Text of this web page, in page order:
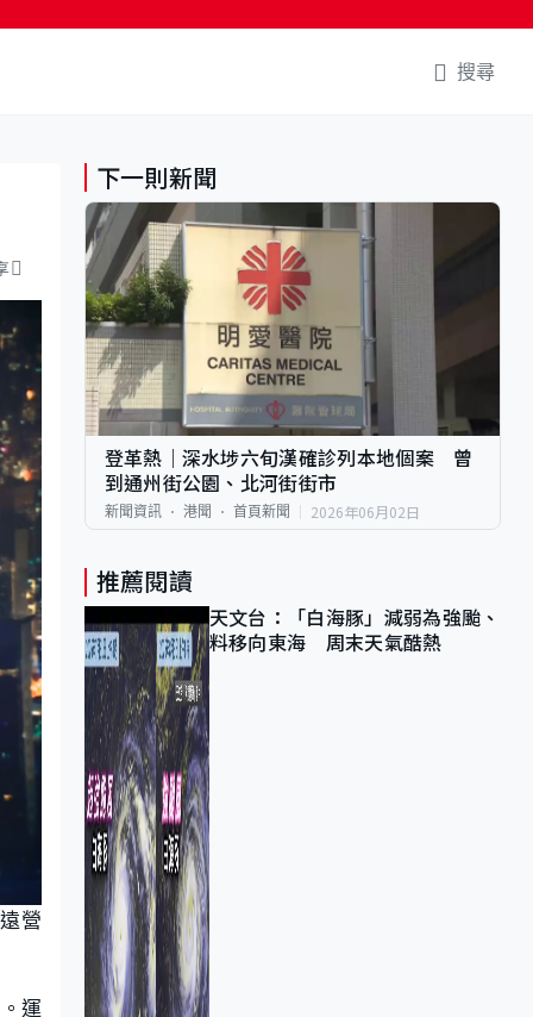
搜尋
營
運
下一則新聞
登革熱｜深水埗六旬漢確診列本地個案 曾
到通州街公園、北河街街市
新聞資訊 港聞 首頁新聞 2026年06月02日
推薦閱讀
天文台：「白海豚」減弱為強颱、
料移向東海 周末天氣酷熱